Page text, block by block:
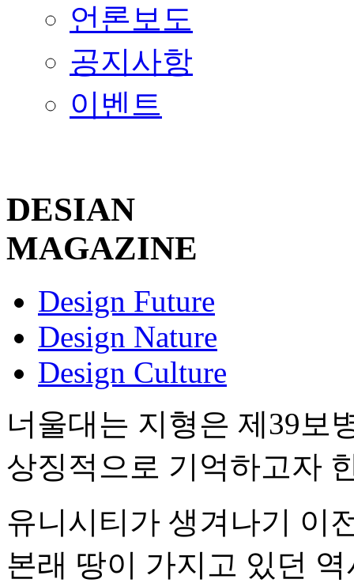
언론보도
공지사항
이벤트
DESIAN
MAGAZINE
Design Future
Design Nature
Design Culture
너울대는 지형은 제39보
상징적으로 기억하고자
유니시티가 생겨나기 이
본래 땅이 가지고 있던